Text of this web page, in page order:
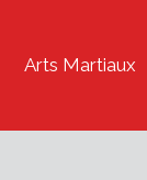
Arts Martiaux